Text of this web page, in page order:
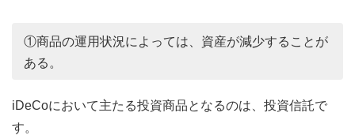
①商品の運用状況によっては、資産が減少することが
ある。
iDeCoにおいて主たる投資商品となるのは、投資信託で
す。